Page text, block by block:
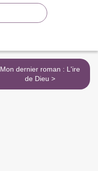
Mon dernier roman : L'ire
de Dieu >